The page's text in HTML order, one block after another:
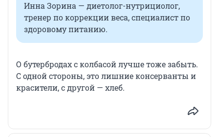
Инна Зорина — диетолог-нутрициолог,
тренер по коррекции веса, специалист по
здоровому питанию.
О бутербродах с колбасой лучше тоже забыть.
С одной стороны, это лишние консерванты и
красители, с другой — хлеб.